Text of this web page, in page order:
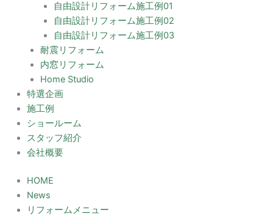
自由設計リフォーム施工例01
自由設計リフォーム施工例02
自由設計リフォーム施工例03
耐震リフォーム
内窓リフォーム
Home Studio
特選企画
施工例
ショールーム
スタッフ紹介
会社概要
HOME
News
リフォームメニュー